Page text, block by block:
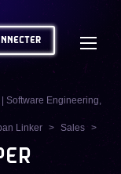
Software Engineering,
Linker
Sales